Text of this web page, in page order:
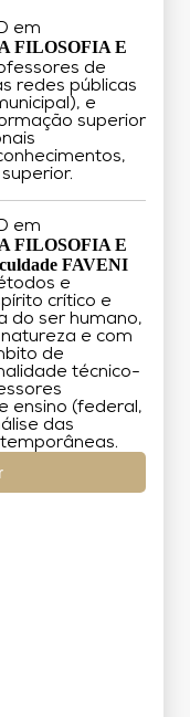
em
FILOSOFIA E
de
redes públicas
e
superior
em
FILOSOFIA E
FAVENI
e
crítico e
do ser humano,
e com
de
técnico-
ensino (federal,
das